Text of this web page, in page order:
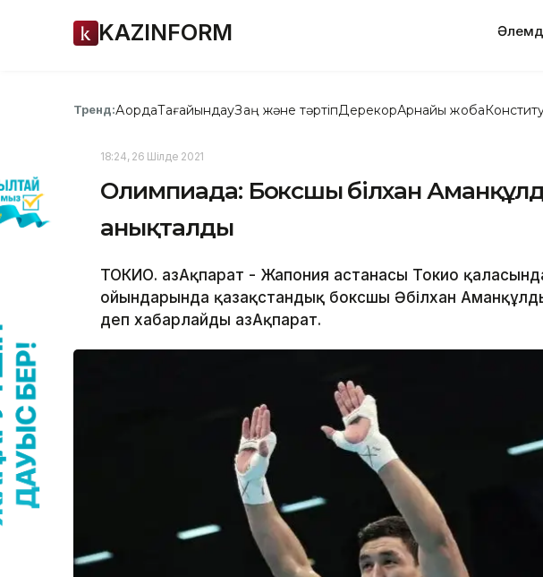
KAZINFORM
Тренд:АқордаТағайындауЗаң және тәртіпДерекқорАрнайы жоба
18:24, 26 Шілде 2021
Олимпиада: Боксшы Әбілхан
анықталды
ТОКИО. ҚазАқпарат - Жапония астанасы Токио
ойындарында қазақстандық боксшы Әбілхан
деп хабарлайды ҚазАқпарат.